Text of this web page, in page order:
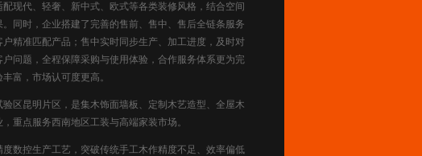
现代、轻奢、新中式、欧式等各类装修风格，结合空间
同时，企业搭建了完善的售前、售中、售后全链条服务
精准匹配产品；售中实时同步生产、加工进度，及时对
问题，全程保障采购与使用体验，合作服务体系更为完
富，市场认可度更高。
昆明片区，是集木饰面墙板、定制木艺造型、全屋木
重点服务西南地区工装与高端家装市场。
控生产工艺，突破传统手工木作精度不足、效率偏低